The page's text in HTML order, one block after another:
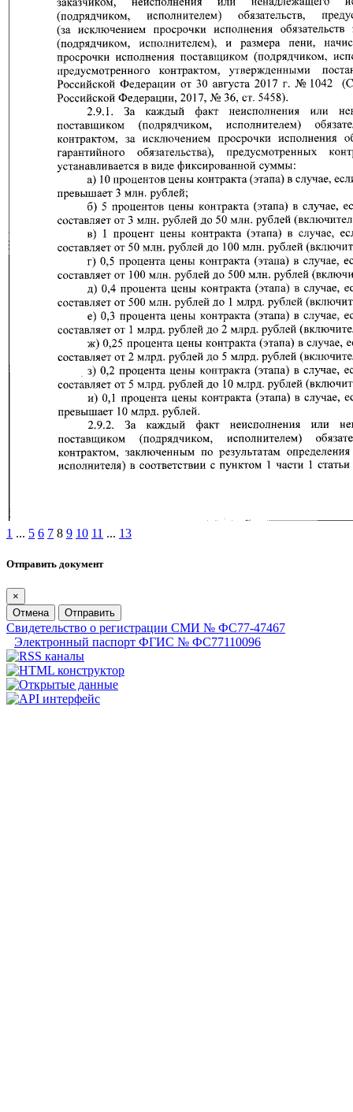
1 ... 5 6 7 8 9 10 11 ... 13
Отправить документ
×
Отмена
Отправить
Свидетельство о регистрации СМИ № ФС77-47467
Электронный паспорт ФГИС № ФС77110096